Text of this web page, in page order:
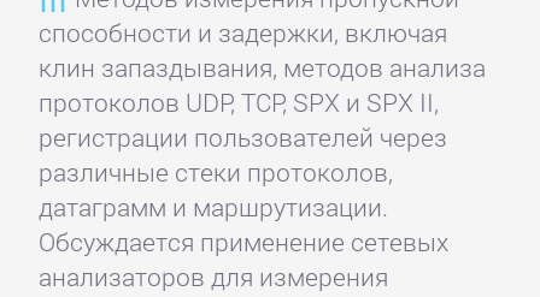
способности и задержки, включая
клин запаздывания, методов анализа
протоколов UDP, TCP, SPX и SPX II,
регистрации пользователей через
различные стеки протоколов,
датаграмм и маршрутизации.
Обсуждается применение сетевых
анализаторов для измерения
Бухучет,
налогообложение,
аудит
ВЭД
Делопроизводство